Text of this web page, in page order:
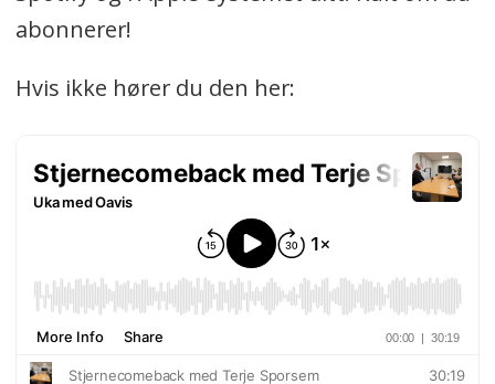
abonnerer!
Hvis ikke hører du den her: